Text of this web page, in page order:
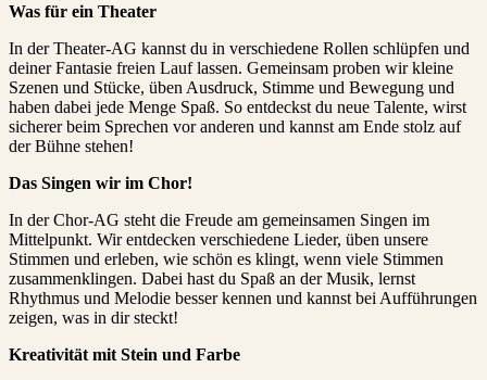
Was für ein Theater
In der Theater-AG kannst du in verschiedene Rollen schlüpfen und
deiner Fantasie freien Lauf lassen. Gemeinsam proben wir kleine
Szenen und Stücke, üben Ausdruck, Stimme und Bewegung und
haben dabei jede Menge Spaß. So entdeckst du neue Talente, wirst
sicherer beim Sprechen vor anderen und kannst am Ende stolz auf
der Bühne stehen!
Das Singen wir im Chor!
In der Chor-AG steht die Freude am gemeinsamen Singen im
Mittelpunkt. Wir entdecken verschiedene Lieder, üben unsere
Stimmen und erleben, wie schön es klingt, wenn viele Stimmen
zusammenklingen. Dabei hast du Spaß an der Musik, lernst
Rhythmus und Melodie besser kennen und kannst bei Aufführungen
zeigen, was in dir steckt!
Kreativität mit Stein und Farbe